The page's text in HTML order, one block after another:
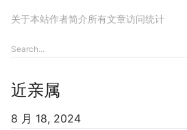
关于本站作者简介所有文章访问统计
近亲属
8 月 18, 2024